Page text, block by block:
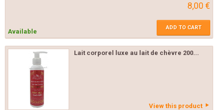
8,00 €
Available
ADD TO CART
Lait corporel luxe au lait de chèvre 200...
View this product